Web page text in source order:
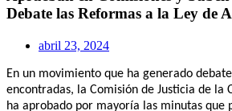
Debate las Reformas a la Ley de
abril 23, 2024
En un movimiento que ha generado
encontradas, la Comisión de Justicia de la
ha aprobado por mayoría las minutas que